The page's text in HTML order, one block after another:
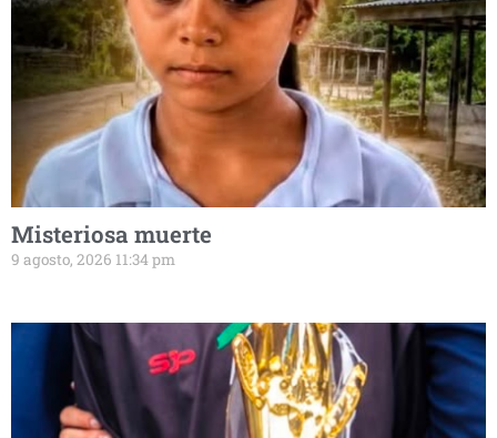
Misteriosa muerte
9 agosto, 2026 11:34 pm